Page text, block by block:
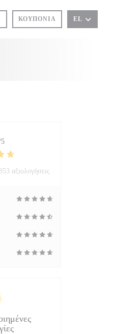
ΚΟΥΠΌΝΙΑ EL
αξιολογήσεις